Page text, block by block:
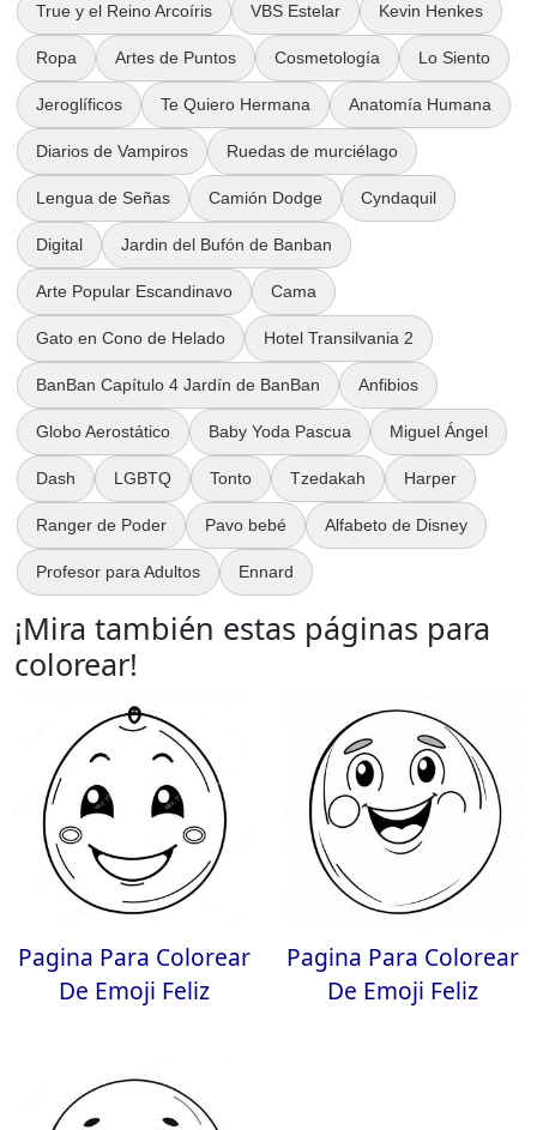
True y el Reino Arcoíris VBS Estelar Kevin Henkes
Ropa Artes de Puntos Cosmetología Lo Siento
Jeroglíficos Te Quiero Hermana Anatomía Humana
Diarios de Vampiros Ruedas de murciélago
Lengua de Señas Camión Dodge Cyndaquil
Digital Jardin del Bufón de Banban
Arte Popular Escandinavo Cama
Gato en Cono de Helado Hotel Transilvania 2
BanBan Capítulo 4 Jardín de BanBan Anfibios
Globo Aerostático Baby Yoda Pascua Miguel Ángel
Dash LGBTQ Tonto Tzedakah Harper
Ranger de Poder Pavo bebé Alfabeto de Disney
Profesor para Adultos Ennard
¡Mira también estas páginas para
colorear!
Pagina Para Colorear
De Emoji Feliz
Pagina Para Colorear
De Emoji Feliz